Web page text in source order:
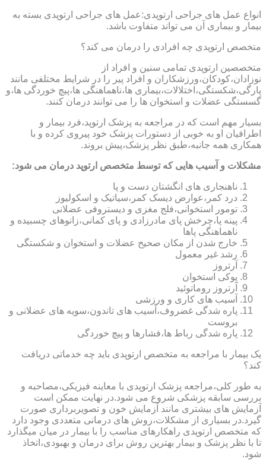
انواع عمل های جراحی ارتوپدی:عمل های جراحی ارتوپدی بسته به
بیمار و بیماری آن می تواند متفاوت باشد.
متخصص ارتوپدی چه افرادی را درمان می کند؟
متخصصین ارتوپدی تمامی سنین و افراد از
نوزادان،کودکان،ورزشکاران و افراد پیر را در شرایط مختلفی مانند
پارگی،شکستگی،اختلالات،بیماری ها،ناهماهنگی ها،پیچ خوردگی ها،و
گسستگی عضلات و استخوان ها را می توانند درمان کنند.
بسیار مهم است که در مراجعه به پزشک ارتوپد،فرد بیمار و
اطرافیان او به خوبی از دستورات پزشک خود پیروی کرده و با
همکاری همه جانبه،طبق نظر پزشک،پیش بروند.
مشکلات و آسیب هایی که توسط متخصص ارتوپد درمان می شود:
ناهنجاری های انگشتان دست و پا
درد کمر،عوارض دیسک کمر،سیاتیک و اسکولیوز
تومور استخوانی،فلج مغزی و دیستروفی عضلانی
پینه پا،چرخش پای مادرزادی و پای کمانی،زانوهای چسبیده و
ناهماهنگی پاها
خارج شدن از مکان صحیح عضلات و استخوان و شکستگی
رشد غیر معمول
آرتروز
پوکی استخوان
آرتروز روماتوئید
آسیب های کاری و ورزشی
پاره شدگی غضروف،آسیب های تاندون،سویه های عضلانی و
بروست
پاره شدگی رباط ها،فشارها و پیچ خوردگی
یک بیمار با مراجعه به متخصص ارتوپدی باید چه خدماتی دریافت
کند؟
به طور کلی،مراجعه پزشک ارتوپدی با معاینه فیزیکی،مصاحبه و
بررسی سابقه پزشکی شروع می شود.در نهایت ممکن است
آزمایش های بیشتری مانند آزمایش خون و تصویربرداری صورت
گیرد.در بسیاری از مشکلات،روش های درمانی متعددی وجود دارد
که متخصص ارتوپدی راهکارهای مناسب را با بیمار در میان میگذارد
تا با نظر پزشک و بیمار بهترین روش برای درمان و بهبودی،اتخاذ
شود.